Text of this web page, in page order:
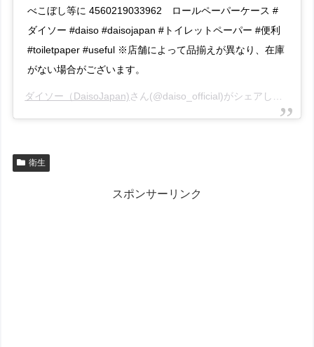
べこぼし等に 4560219033962 ロールペーパーケース #
ダイソー #daiso #daisojapan #トイレットペーパー #便利
#toiletpaper #useful ※店舗によって品揃えが異なり、在庫
がない場合がございます。
ダイソー（DaisoJapan)さん(@daiso_official)がシェアした投稿 –
衛生
スポンサーリンク